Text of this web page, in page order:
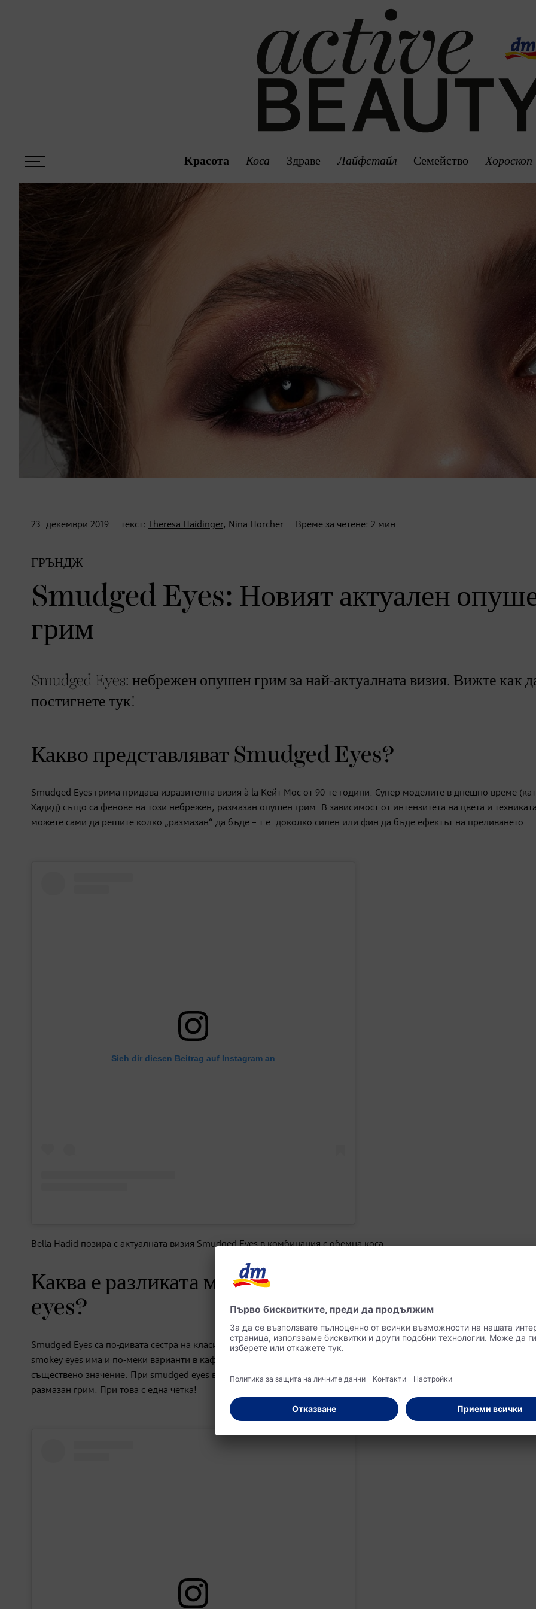
Красота Коса Здраве Лайфстайл Семейство Хороскоп
23. декември 2019 текст: Theresa Haidinger, Nina Horcher Време за четене: 2 мин
ГРЪНДЖ
Smudged Eyes: Новият актуален
грим
Smudged Eyes: небрежен опушен грим за най-актуалната визия. Вижте как
постигнете тук!
Какво представляват Smudged Eyes?
Smudged Eyes грима придава изразителна визия à la Кейт Мос от 90-те години. Супер моделите в днешно време
Хадид) също са фенове на този небрежен, размазан опушен грим. В зависимост от интензитета на цвета и
можете сами да решите колко „размазан“ да бъде – т.е. доколко силен или фин да бъде ефектът на преливането.
Sieh dir diesen Beitrag auf Instagram an
Bella Hadid позира с актуалната визия Smudged Eyes в комбинация с обемна коса.
Каква е разликата между опушения грим и smudged
eyes?
Smudged Eyes са по-дивата сестра на класическия опушен грим. Smudged eyes e в черната и тъмносивата гама,
smokey eyes има и по-меки варианти в кафяво. При опушения грим нежното, перфектно преливане между
съществено значение. При smudged eyes визията се действа доста по-небрежно, за да се постигне ефект на бърз,
размазан грим. При това с една четка!